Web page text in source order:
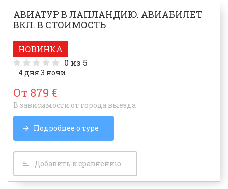
АВИАТУР В ЛАПЛАНДИЮ. АВИАБИЛЕТ
ВКЛ. В СТОИМОСТЬ
НОВИНКА
0 из 5
4 дня 3 ночи
От 879 €
В зависимости от города выезда
Подробнее о туре
Добавить к сравнению